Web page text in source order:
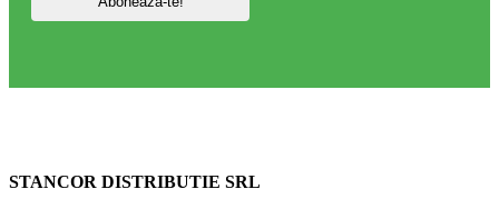
STANCOR DISTRIBUTIE SRL